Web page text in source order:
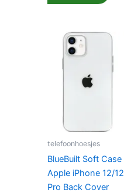
telefoonhoesjes
BlueBuilt Soft Case
Apple iPhone 12/12
Pro Back Cover